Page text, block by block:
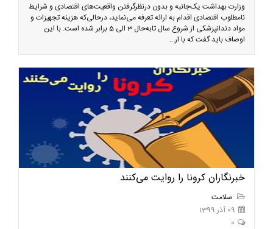
وزارت بهداشت یک‌جانبه و بدون درنظرگرفتن واقعیت‌های اقتصادی و شرایط
نامطلوب اقتصادی اقدام به ارائه تعرفه می‌نماید، درحالی‌که هزینه تجهیزات و
مواد دندانپزشکی از شروع سال تابه‌حال 3 الی 5 برابر شده است. با این
اوصاف باید گفت که با ار...
خبرنگاران کرونا را روایت می‌کنند
سلامت
09 آذر 1399
0